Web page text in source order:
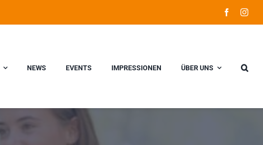
NEWS EVENTS IMPRESSIONEN ÜBER UNS